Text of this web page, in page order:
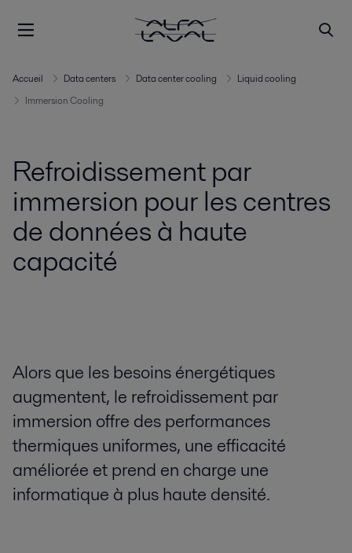
Accueil Data centers Data center cooling
Liquid cooling
Immersion Cooling
Refroidissement par
immersion pour les centres
de données à haute
capacité
Alors que les besoins énergétiques
augmentent, le refroidissement par
immersion offre des performances
thermiques uniformes, une efficacité
améliorée et prend en charge une
informatique à plus haute densité.